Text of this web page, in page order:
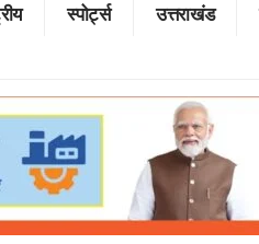
स्पोर्ट्स उत्तराखंड